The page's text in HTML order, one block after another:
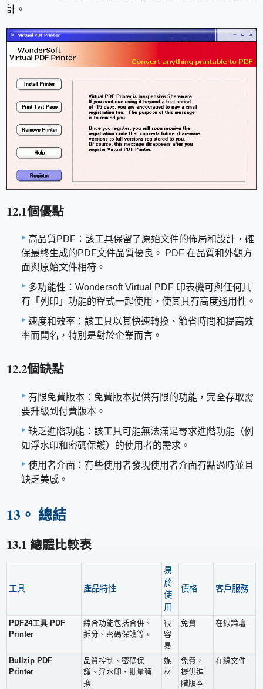
計。
12.1個優點
高品質PDF：該工具保留了原始文件的佈局和設計，確
保最終生成的PDF文件品質優良。 PDF 在品質和外觀方
面與原始文件相符。
多功能性：Wondersoft Virtual PDF 印表機可與任何具
有「列印」功能的程式一起使用，使其具有高度通用性。
速度和效率：該工具以其快速轉換、節省時間和提高效
率而聞名，特別是對於企業而言。
12.2個缺點
有限免費版本：免費版本提供有限的功能，完全存取需
要升級到付費版本。
缺乏進階功能：該工具可能無法滿足尋求進階功能（例
如浮水印和密碼保護）的使用者的需求。
使用者介面：有些使用者發現使用者介面有點過時並且
缺乏美感。
13。 總結
13.1 總體比較表
工具 產品特性
易
於
使
用
價格 客戶服務
PDF24工具 PDF
Printer
綜合功能包括合併、
拆分、密碼保護等。
很
容
易
免費 在線論壇
Bullzip PDF
Printer
品質控制、密碼保
護、浮水印、批量轉
換
媒
材
免費，
提供進
階版本
在線文件